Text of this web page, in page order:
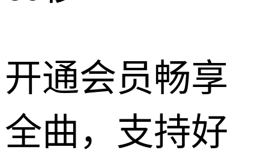
开通会员畅享
全曲，支持好